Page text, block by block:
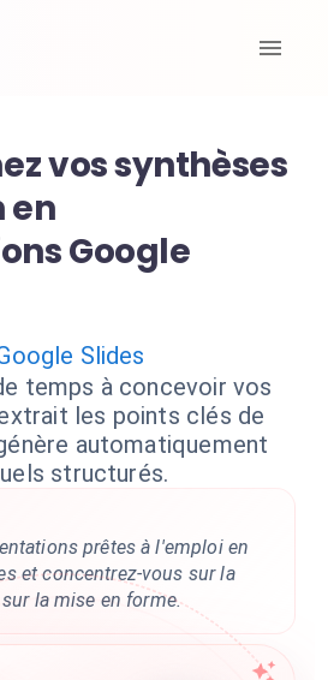
vos synthèses
en
Google
Slides
temps à concevoir vos
les points clés de
automatiquement
structurés.
prêtes à l'emploi en
et concentrez-vous sur la
la mise en forme.